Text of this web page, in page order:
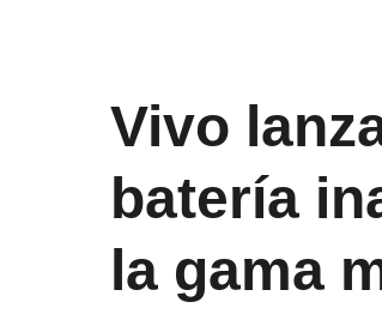
Vivo
batería
la gama